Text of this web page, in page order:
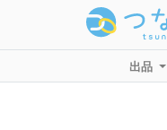
出品